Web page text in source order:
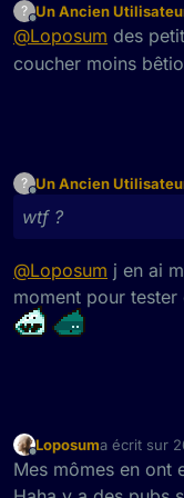
?
Hors-ligne
Un Ancien
@Loposum des
coucher moins
? Un Ancien
wtf ?
@Loposum j en ai
moment pour
Hors-ligne
Loposuma écrit sur
dernière
Mes mômes en ont